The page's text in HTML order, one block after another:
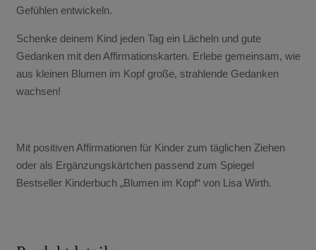
Gefühlen entwickeln.
Schenke deinem Kind jeden Tag ein Lächeln und gute
Gedanken mit den Affirmationskarten. Erlebe gemeinsam, wie
aus kleinen Blumen im Kopf große, strahlende Gedanken
wachsen!
Mit positiven Affirmationen für Kinder zum täglichen Ziehen
oder als Ergänzungskärtchen passend zum Spiegel
Bestseller Kinderbuch „Blumen im Kopf“ von Lisa Wirth.